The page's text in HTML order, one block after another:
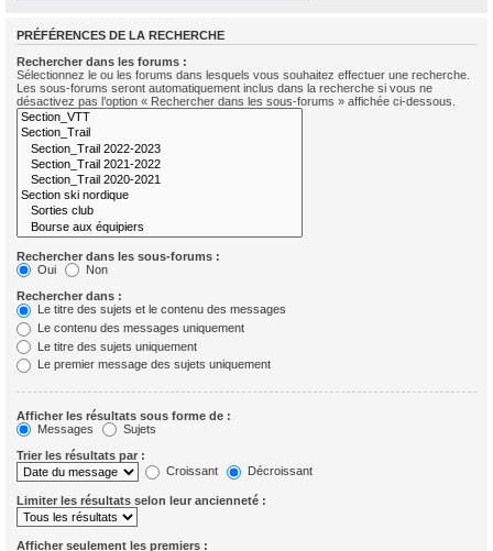
PRÉFÉRENCES DE LA RECHERCHE
Rechercher dans les forums :
Sélectionnez le ou les forums dans lesquels vous souhaitez effectuer une recherche.
Les sous-forums seront automatiquement inclus dans la recherche si vous ne
désactivez pas l’option « Rechercher dans les sous-forums » affichée ci-dessous.
Rechercher dans les sous-forums :
Oui
Non
Rechercher dans :
Le titre des sujets et le contenu des messages
Le contenu des messages uniquement
Le titre des sujets uniquement
Le premier message des sujets uniquement
Afficher les résultats sous forme de :
Messages
Sujets
Trier les résultats par :
Croissant
Décroissant
Limiter les résultats selon leur ancienneté :
Afficher seulement les premiers :